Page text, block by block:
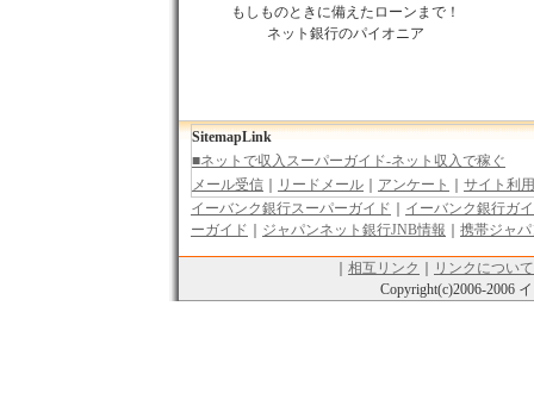
もしものときに備えたローンまで！
ネット銀行のパイオニア
SitemapLink
■ネットで収入スーパーガイド-ネット収入で稼ぐ
メール受信
リードメール アンケート
サイト利用
フィリエイト｜ブログライター クリック保証｜リ
ノ広告｜ キャッシング・クレジットカード｜治験モ
バイトチャットレディー｜トラフィックエクスチェ
収入ブログ/日記｜ネット収入ニュース
イーバンク銀行スーパーガイド
イーバンク銀行ガ
ーガイド
ジャパンネット銀行JNB情報 携帯ジャ
相互リンク
リンクについて
Copyright(c)2006-2006